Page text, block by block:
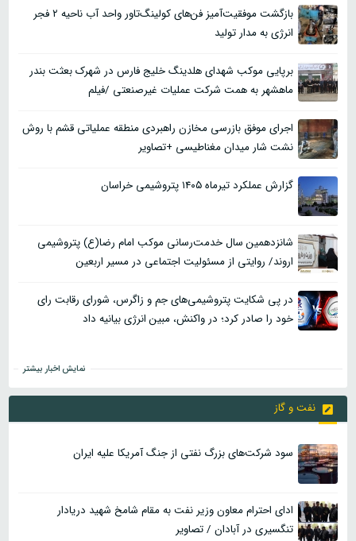
بازگشت موفقیت‌آمیز فن‌های کولینگ‌تاور واحد آب ناحیه ۲ فجر
انرژی به مدار تولید
برپایی موکب شهدای هلدینگ خلیج فارس در شهرک بعثت بندر
ماهشهر به همت شرکت عملیات غیرصنعتی /فیلم
اجرای موفق بازرسی مخازن راهبردی منطقه عملیاتی قشم با روش
نشت شار میدان مغناطیسی +تصاویر
گزارش عملکرد تیرماه ۱۴۰۵ پتروشیمی خراسان
شانزدهمین سال خدمت‌رسانی موکب امام رضا(ع) پتروشیمی
اروند/ روایتی از مسئولیت اجتماعی در مسیر اربعین
در پی شکایت پتروشیمی‌های جم و زاگرس، شورای رقابت رای
خود را صادر کرد؛ در واکنش، مبین انرژی بیانیه داد
نمایش اخبار بیشتر
نفت و گاز
سود شرکت‌های بزرگ نفتی از جنگ آمریکا علیه ایران
ادای احترام معاون وزیر نفت به مقام شامخ شهید دریادار
تنگسیری در آبادان / تصاویر